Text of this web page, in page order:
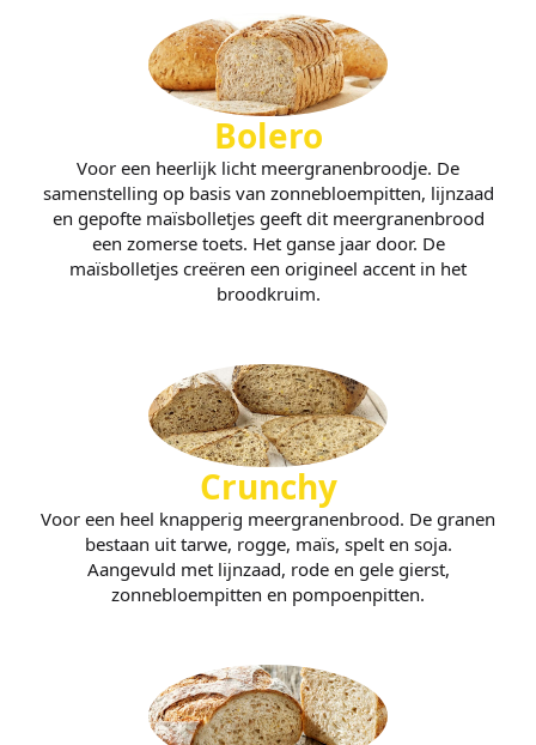
Bolero
Voor een heerlijk licht meergranenbroodje. De
samenstelling op basis van zonnebloempitten, lijnzaad
en gepofte maïsbolletjes geeft dit meergranenbrood
een zomerse toets. Het ganse jaar door. De
maïsbolletjes creëren een origineel accent in het
broodkruim.
Crunchy
Voor een heel knapperig meergranenbrood. De granen
bestaan uit tarwe, rogge, maïs, spelt en soja.
Aangevuld met lijnzaad, rode en gele gierst,
zonnebloempitten en pompoenpitten.